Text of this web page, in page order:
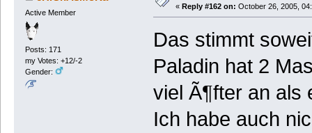
Active Member
Posts: 171
my Votes: +12/-2
Gender:
« Reply #162 on: October 26, 2005,
Das stimmt
Paladin hat 2
viel Ã¶fter an als
Ich habe auch